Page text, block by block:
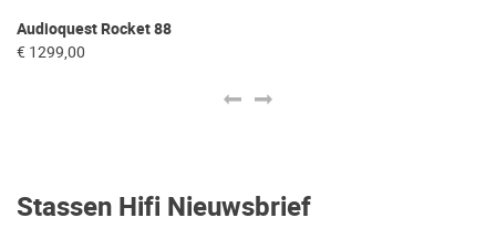
Audioquest Rocket 88
€ 1299,00
Stassen Hifi Nieuwsbrief